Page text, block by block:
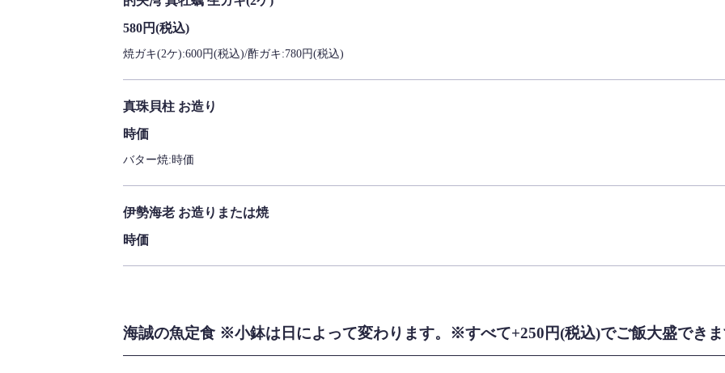
580円(税込)
焼ガキ(2ケ):600円(税込)/酢ガキ:780円(税込)
真珠貝柱 お造り
時価
バター焼:時価
伊勢海老 お造りまたは焼
時価
海誠の魚定食 ※小鉢は日によって変わります。※すべて+250円(税込)でご飯大盛でき